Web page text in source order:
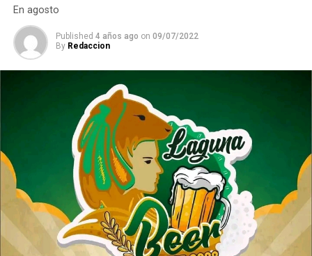
En agosto
Published 4 años ago on 09/07/2022
By Redaccion